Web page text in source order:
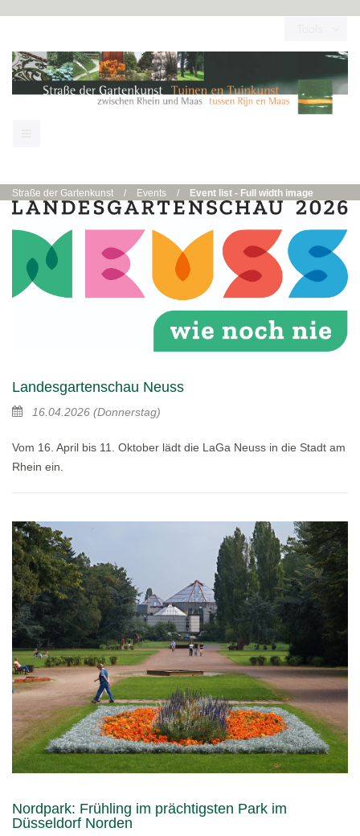
Straße der Gartenkunst / Events / Event list - Full width image
Landesgartenschau Neuss
16.04.2026 (Donnerstag)
Vom 16. April bis 11. Oktober lädt die LaGa Neuss in die Stadt am
Rhein ein.
Nordpark: Frühling im prächtigsten Park im
Düsseldorf Norden